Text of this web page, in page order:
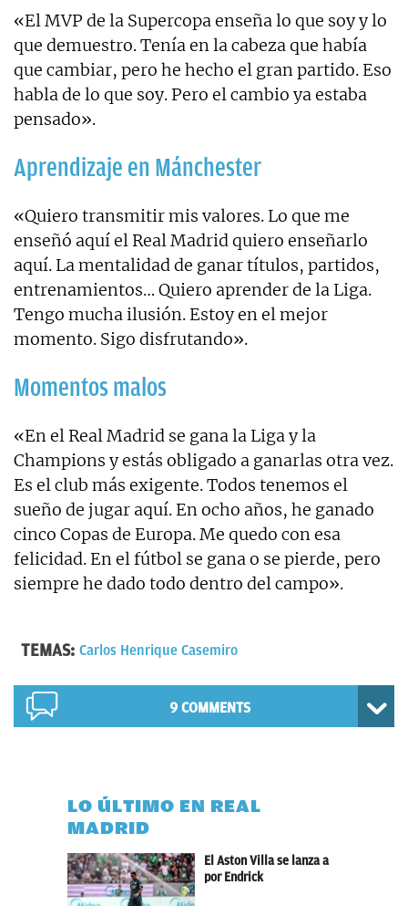
«El MVP de la Supercopa enseña lo que soy y lo
que demuestro. Tenía en la cabeza que había
que cambiar, pero he hecho el gran partido. Eso
habla de lo que soy. Pero el cambio ya estaba
pensado».
Aprendizaje en Mánchester
«Quiero transmitir mis valores. Lo que me
enseñó aquí el Real Madrid quiero enseñarlo
aquí. La mentalidad de ganar títulos, partidos,
entrenamientos… Quiero aprender de la Liga.
Tengo mucha ilusión. Estoy en el mejor
momento. Sigo disfrutando».
Momentos malos
«En el Real Madrid se gana la Liga y la
Champions y estás obligado a ganarlas otra vez.
Es el club más exigente. Todos tenemos el
sueño de jugar aquí. En ocho años, he ganado
cinco Copas de Europa. Me quedo con esa
felicidad. En el fútbol se gana o se pierde, pero
siempre he dado todo dentro del campo».
TEMAS: Carlos Henrique Casemiro
9 COMMENTS
LO ÚLTIMO EN REAL
MADRID
El Aston Villa se lanza a
por Endrick